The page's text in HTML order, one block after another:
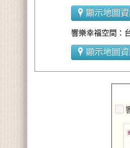
顯示地圖
響樂幸福空間：
顯示地圖